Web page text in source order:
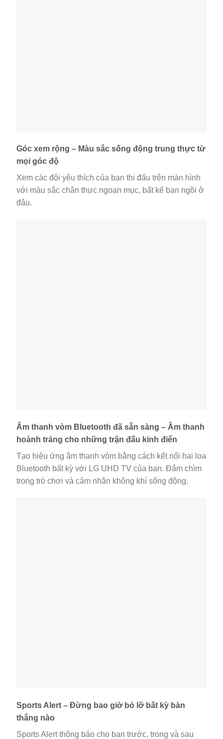
Góc xem rộng – Màu sắc sống động trung thực từ
mọi góc độ
Xem các đội yêu thích của bạn thi đấu trên màn hình
với màu sắc chân thực ngoạn mục, bất kể bạn ngồi ở
đâu.
Âm thanh vòm Bluetooth đã sẵn sàng – Âm thanh
hoành tráng cho những trận đấu kinh điển
Tạo hiệu ứng âm thanh vòm bằng cách kết nối hai loa
Bluetooth bất kỳ với LG UHD TV của bạn. Đắm chìm
trong trò chơi và cảm nhận không khí sống động.
Sports Alert – Đừng bao giờ bỏ lỡ bất kỳ bàn
thắng nào
Sports Alert thông báo cho bạn trước, trong và sau